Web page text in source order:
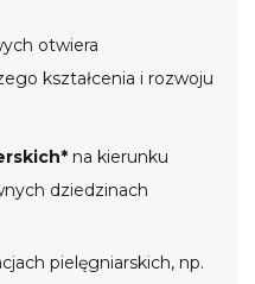
otwiera
kształcenia i rozwoju
na kierunku
dziedzinach
pielęgniarskich, np.